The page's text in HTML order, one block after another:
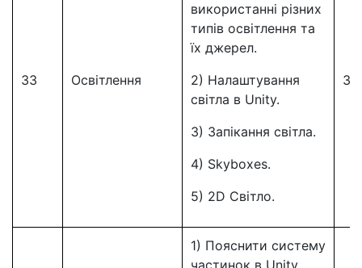
33 Освітлення
використанні різних
типів освітлення та
їх джерел.
2) Налаштування
світла в Unity.
3) Запікання світла.
4) Skyboxes.
5) 2D Світло.
33
1) Пояснити систему
частинок в Unity.